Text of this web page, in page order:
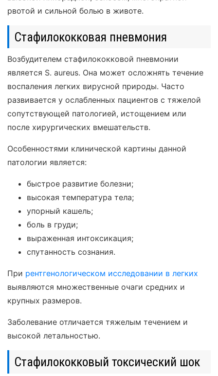
рвотой и сильной болью в животе.
Стафилококковая пневмония
Возбудителем стафилококковой пневмонии
является S. aureus. Она может осложнять течение
воспаления легких вирусной природы. Часто
развивается у ослабленных пациентов с тяжелой
сопутствующей патологией, истощением или
после хирургических вмешательств.
Особенностями клинической картины данной
патологии является:
быстрое развитие болезни;
высокая температура тела;
упорный кашель;
боль в груди;
выраженная интоксикация;
спутанность сознания.
При рентгенологическом исследовании в легких
выявляются множественные очаги средних и
крупных размеров.
Заболевание отличается тяжелым течением и
высокой летальностью.
Стафилококковый токсический шок